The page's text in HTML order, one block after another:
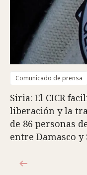
Comunicado de prensa
Siria: El CICR
liberación y la
de 86 personas
entre Damasco y